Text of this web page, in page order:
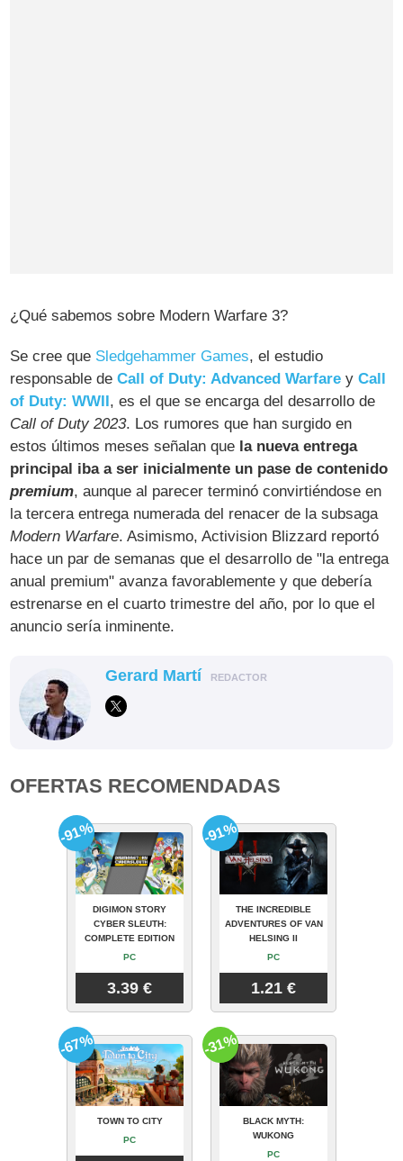
¿Qué sabemos sobre Modern Warfare 3?
Se cree que Sledgehammer Games, el estudio
responsable deCall of Duty: Advanced Warfare yCall
of Duty: WWII, es el que se encarga del desarrollo de
Call of Duty 2023. Los rumores que han surgido en
estos últimos meses señalan que la nueva entrega
principal iba a ser inicialmente un pase de contenido
premium, aunque al parecer terminó convirtiéndose en
la tercera entrega numerada del renacer de la subsaga
Modern Warfare. Asimismo, Activision Blizzard reportó
hace un par de semanas que el desarrollo de "la entrega
anual premium" avanza favorablemente y que debería
estrenarse en el cuarto trimestre del año, por lo que el
anuncio sería inminente.
Gerard Martí REDACTOR
OFERTAS RECOMENDADAS
DIGIMON STORY
CYBER SLEUTH:
COMPLETE EDITION
PC
3.39 €
-91%
THE INCREDIBLE
ADVENTURES OF VAN
HELSING II
PC
1.21 €
-91%
TOWN TO CITY
PC
-67%
BLACK MYTH:
WUKONG
PC
-31%